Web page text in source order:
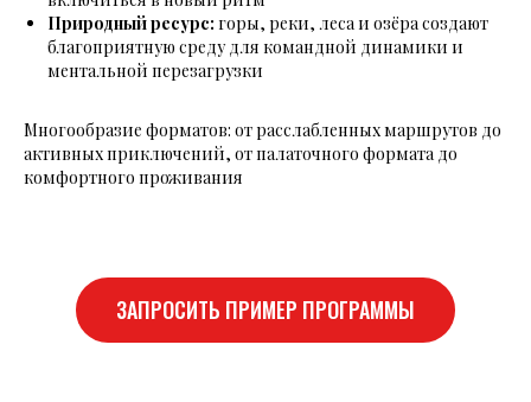
Природный ресурс: горы, реки, леса и озёра создают
благоприятную среду для командной динамики и
ментальной перезагрузки
Многообразие форматов: от расслабленных маршрутов до
активных приключений, от палаточного формата до
комфортного проживания
ЗАПРОСИТЬ ПРИМЕР ПРОГРАММЫ